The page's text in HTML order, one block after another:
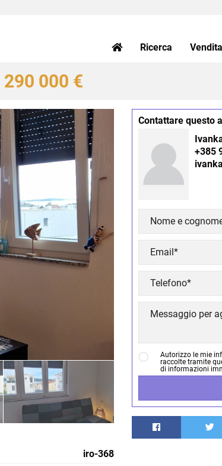
Ricerca Vendita
290 000 €
iro-368
Contattare questo
+385
Autorizzo le mie
raccolte tramite
di informazioni